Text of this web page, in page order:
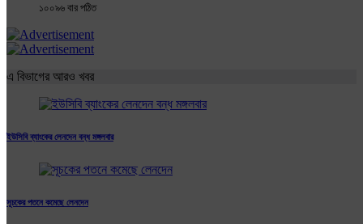
১০০৯৬ বার পঠিত
এ বিভাগের আরও খবর
ইউসিবি ব্যাংকের লেনদেন বন্ধ মঙ্গলবার
সূচকের পতনে কমেছে লেনদেন